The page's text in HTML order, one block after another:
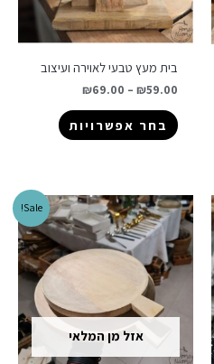
בית מעץ טבעי לאוירה ועיצוב
₪59.00
–
₪69.00
בחר אפשרויות
Sale!
אזל מן המלאי